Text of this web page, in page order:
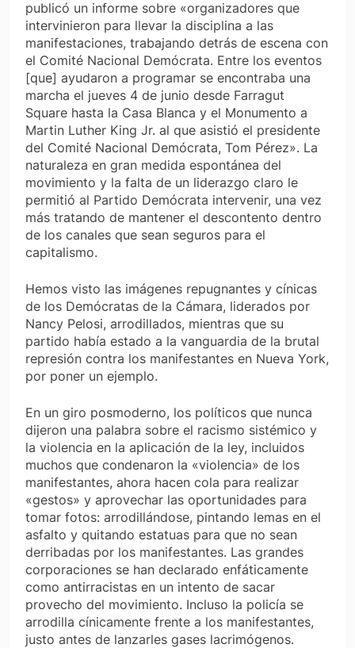
publicó un informe sobre «organizadores que
intervinieron para llevar la disciplina a las
manifestaciones, trabajando detrás de escena con
el Comité Nacional Demócrata. Entre los eventos
[que] ayudaron a programar se encontraba una
marcha el jueves 4 de junio desde Farragut
Square hasta la Casa Blanca y el Monumento a
Martin Luther King Jr. al que asistió el presidente
del Comité Nacional Demócrata, Tom Pérez». La
naturaleza en gran medida espontánea del
movimiento y la falta de un liderazgo claro le
permitió al Partido Demócrata intervenir, una vez
más tratando de mantener el descontento dentro
de los canales que sean seguros para el
capitalismo.
Hemos visto las imágenes repugnantes y cínicas
de los Demócratas de la Cámara, liderados por
Nancy Pelosi, arrodillados, mientras que su
partido había estado a la vanguardia de la brutal
represión contra los manifestantes en Nueva York,
por poner un ejemplo.
En un giro posmoderno, los políticos que nunca
dijeron una palabra sobre el racismo sistémico y
la violencia en la aplicación de la ley, incluidos
muchos que condenaron la «violencia» de los
manifestantes, ahora hacen cola para realizar
«gestos» y aprovechar las oportunidades para
tomar fotos: arrodillándose, pintando lemas en el
asfalto y quitando estatuas para que no sean
derribadas por los manifestantes. Las grandes
corporaciones se han declarado enfáticamente
como antirracistas en un intento de sacar
provecho del movimiento. Incluso la policía se
arrodilla cínicamente frente a los manifestantes,
justo antes de lanzarles gases lacrimógenos.